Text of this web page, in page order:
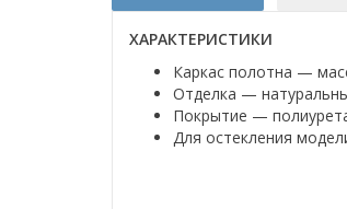
ХАРАКТЕРИСТИКИ
Каркас полотна —
Отделка —
Покрытие —
Для остекления